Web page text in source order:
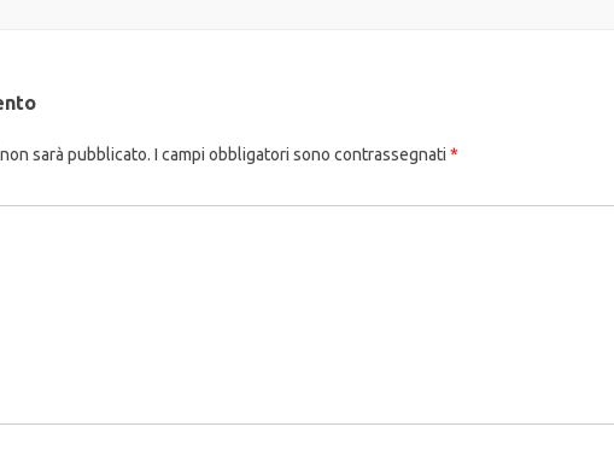
sarà pubblicato. I campi obbligatori sono contrassegnati *